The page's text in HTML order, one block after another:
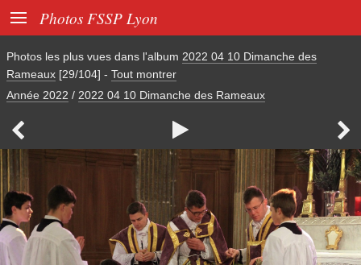
 Photos FSSP Lyon
Photos les plus vues dans l'album 2022 04 10 Dimanche des
Rameaux [29/104] - Tout montrer
Année 2022 / 2022 04 10 Dimanche des Rameaux
  